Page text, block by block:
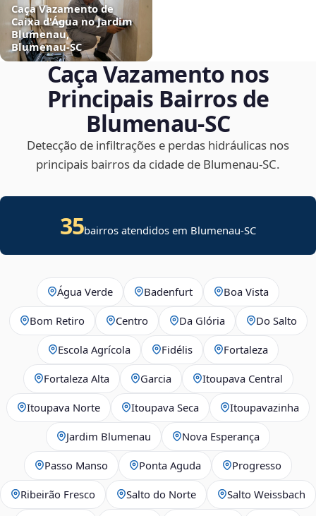
Caça Vazamento de
Caixa d'Água no Jardim
Blumenau,
Blumenau‑SC
Caça Vazamento nos
Principais Bairros de
Blumenau‑SC
Detecção de infiltrações e perdas hidráulicas nos
principais bairros da cidade de Blumenau‑SC.
35bairros atendidos em Blumenau-SC
Água Verde Badenfurt Boa Vista
Bom Retiro Centro Da Glória Do Salto
Escola Agrícola Fidélis Fortaleza
Fortaleza Alta Garcia Itoupava Central
Itoupava Norte Itoupava Seca Itoupavazinha
Jardim Blumenau Nova Esperança
Passo Manso Ponta Aguda Progresso
Ribeirão Fresco Salto do Norte Salto Weissbach